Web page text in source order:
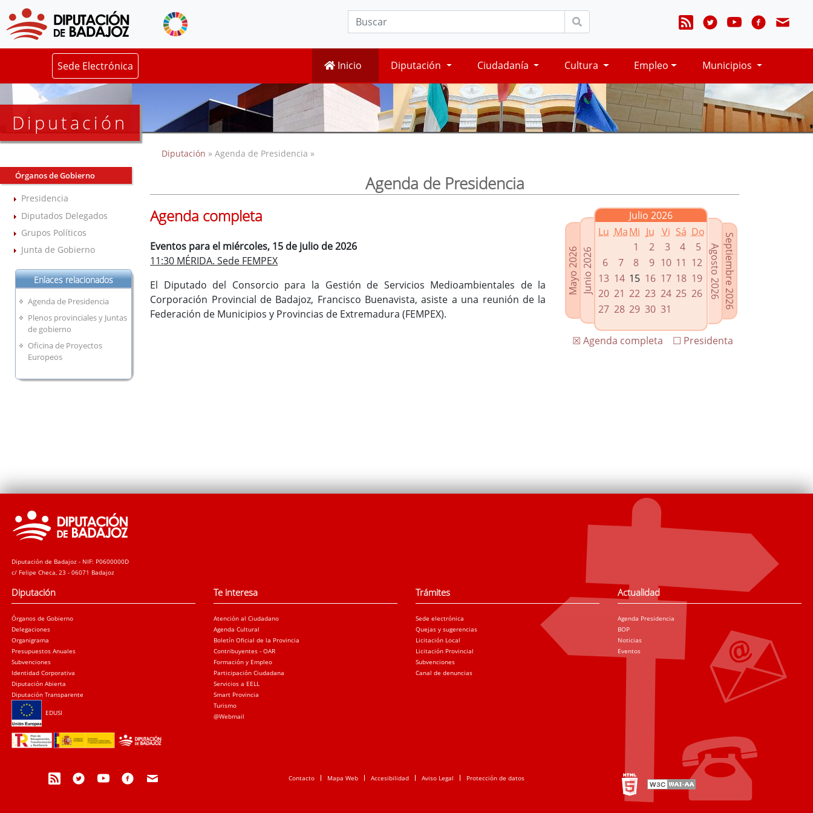
Sede Electrónica Inicio Diputación Ciudadanía Cultura Empleo Municipios
Diputación
Órganos de Gobierno
Presidencia
Diputados Delegados
Grupos Políticos
Junta de Gobierno
Enlaces relacionados
Agenda de Presidencia
Plenos provinciales y Juntas
de gobierno
Oficina de Proyectos
Europeos
Diputación » Agenda de Presidencia »
Agenda de Presidencia
Mayo 2026Junio 2026
Julio 2026
Lu MaMi Ju Vi Sá Do
1
2 3 4
5
6
7 8 9 10 11 12
13 14 15 16 17 18 19
20 21 22 23 24 25 26
27 28 29 30 31 Septiembre 2026
Agosto 2026
☐ Presidenta
☒ Agenda completa
Agenda completa
Eventos para el miércoles, 15 de julio de 2026
11:30 MÉRIDA. Sede FEMPEX
El Diputado del Consorcio para la Gestión de Servicios Medioambientales de la
Corporación Provincial de Badajoz, Francisco Buenavista, asiste a una reunión de la
Federación de Municipios y Provincias de Extremadura (FEMPEX).
Diputación de Badajoz - NIF: P0600000D
c/ Felipe Checa, 23 - 06071 Badajoz
Diputación
Órganos de Gobierno
Delegaciones
Organigrama
Presupuestos Anuales
Subvenciones
Identidad Corporativa
Diputación Abierta
Diputación Transparente
EDUSI
Te interesa
Atención al Ciudadano
Agenda Cultural
Boletín Oficial de la Provincia
Contribuyentes - OAR
Formación y Empleo
Participación Ciudadana
Servicios a EELL
Smart Provincia
Turismo
@Webmail
Trámites
Sede electrónica
Quejas y sugerencias
Licitación Local
Licitación Provincial
Subvenciones
Canal de denuncias
Actualidad
Agenda Presidencia
BOP
Noticias
Eventos
Contacto Mapa Web Accesibilidad Aviso Legal Protección de datos